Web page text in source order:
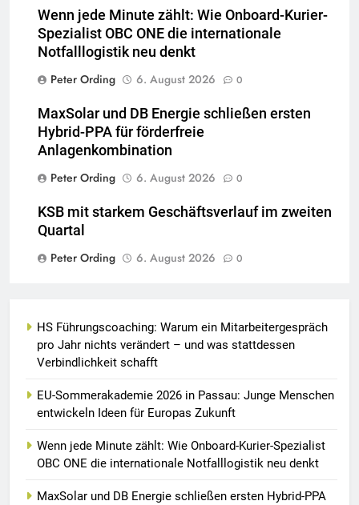
Wenn jede Minute zählt: Wie Onboard-Kurier-
Spezialist OBC ONE die internationale
Notfalllogistik neu denkt
Peter Ording
6. August 2026 0
MaxSolar und DB Energie schließen ersten
Hybrid-PPA für förderfreie
Anlagenkombination
Peter Ording
6. August 2026 0
KSB mit starkem Geschäftsverlauf im zweiten
Quartal
Peter Ording
6. August 2026 0
HS Führungscoaching: Warum ein Mitarbeitergespräch
pro Jahr nichts verändert – und was stattdessen
Verbindlichkeit schafft
EU-Sommerakademie 2026 in Passau: Junge Menschen
entwickeln Ideen für Europas Zukunft
Wenn jede Minute zählt: Wie Onboard-Kurier-Spezialist
OBC ONE die internationale Notfalllogistik neu denkt
MaxSolar und DB Energie schließen ersten Hybrid-PPA